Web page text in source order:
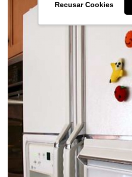
Recusar Cookies